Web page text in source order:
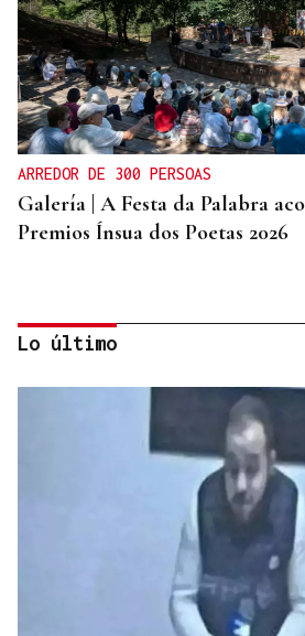
ARREDOR DE 300 PERSOAS
Galería | A Festa da Palabra
Premios Ínsua dos Poetas 2026
La jueza insta al CHUO a
presunta matricida de O
Lo último